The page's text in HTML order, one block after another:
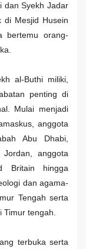
dan Syekh Jadar
di Mesjid Husein
bertemu orang-
al-Buthi miliki,
penting di
Mulai menjadi
anggota
Abu Dhabi,
anggota
Britain hingga
dan agama-
Tengah serta
tengah.
terbuka serta